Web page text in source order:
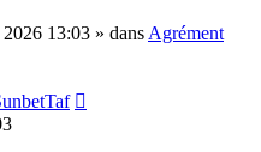
13:03 » dans Agrément